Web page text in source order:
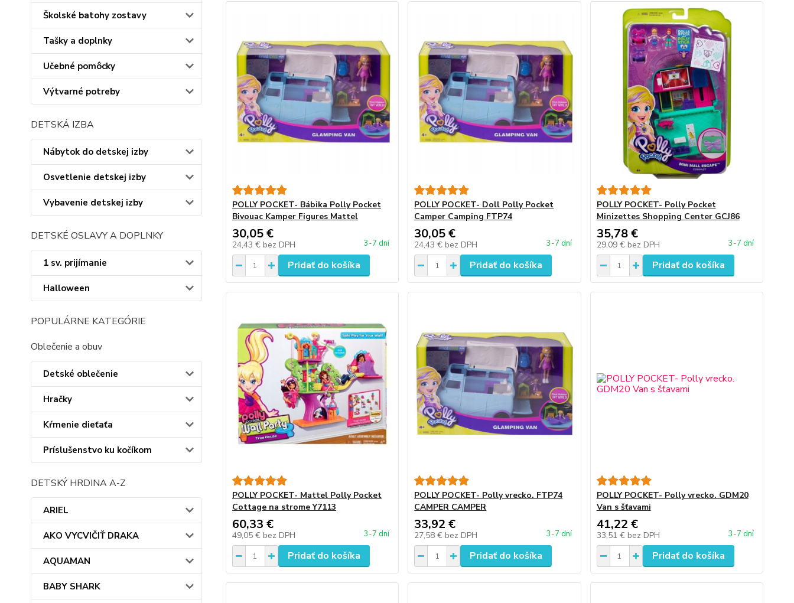
Školské batohy zostavy
Tašky a doplnky
Učebné pomôcky
Výtvarné potreby
DETSKÁ IZBA
Nábytok do detskej izby
Osvetlenie detskej izby
Vybavenie detskej izby
DETSKÉ OSLAVY A DOPLNKY
1 sv. prijímanie
Halloween
POPULÁRNE KATEGÓRIE
Oblečenie a obuv
Detské oblečenie
Hračky
Kŕmenie dieťaťa
Príslušenstvo ku kočíkom
DETSKÝ HRDINA A-Z
ARIEL
AKO VYCVIČIŤ DRAKA
AQUAMAN
BABY SHARK
POLLY POCKET- Bábika Polly Pocket
Bivouac Kamper Figures Mattel
30,05 €
24,43 € bez DPH 3-7 dní
Pridať do košíka
POLLY POCKET- Doll Polly Pocket
Camper Camping FTP74
30,05 €
24,43 € bez DPH 3-7 dní
Pridať do košíka
POLLY POCKET- Polly Pocket
Minizettes Shopping Center GCJ86
35,78 €
29,09 € bez DPH 3-7 dní
Pridať do košíka
POLLY POCKET- Mattel Polly Pocket
Cottage na strome Y7113
60,33 €
49,05 € bez DPH 3-7 dní
Pridať do košíka
POLLY POCKET- Polly vrecko. FTP74
CAMPER CAMPER
33,92 €
27,58 € bez DPH 3-7 dní
Pridať do košíka
POLLY POCKET- Polly vrecko. GDM20
Van s šťavami
41,22 €
33,51 € bez DPH 3-7 dní
Pridať do košíka